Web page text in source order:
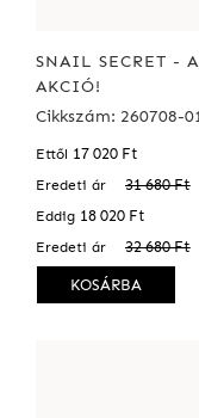
SNAIL SECRET -
AKCIÓ!
Cikkszám: 260708-
Ettől 17 020 Ft
Eredeti ár 31 680 Ft
Eddig 18 020 Ft
Eredeti ár 32 680 Ft
KOSÁRBA